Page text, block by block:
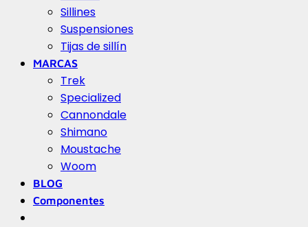
Sillines
Suspensiones
Tijas de sillín
MARCAS
Trek
Specialized
Cannondale
Shimano
Moustache
Woom
BLOG
Componentes